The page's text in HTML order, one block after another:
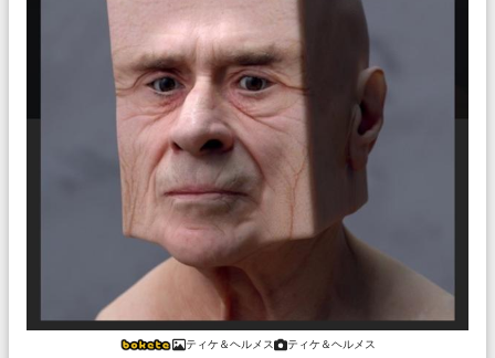
ティケ＆ヘルメス ティケ＆ヘルメス